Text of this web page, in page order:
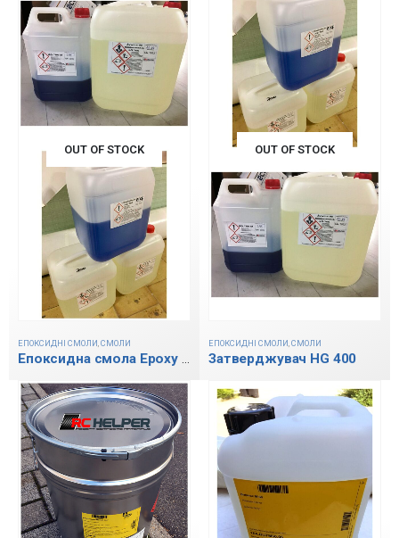
OUT OF STOCK
ЕПОКСИДНІ СМОЛИ,СМОЛИ
Епоксидна смола Epoxy LG 420 FR
OUT OF STOCK
ЕПОКСИДНІ СМОЛИ,СМОЛИ
Затверджувач HG 400